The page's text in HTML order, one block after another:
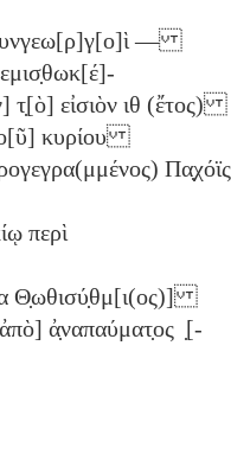
συνγεω[ρ]γ[ο]ὶ ―
τ̣[ὸ] εἰσιὸν ιθ (ἔτος)
κυρίου
Πα̣χόϊς
περὶ
Θ̣ωθισύ̣θμ[ι(ος)]
ἀ̣ναπαύματ̣ος ̣[-